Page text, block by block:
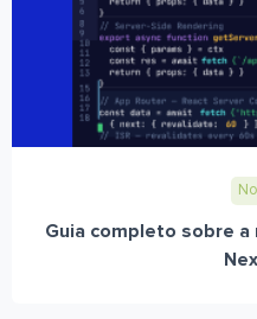
Guia completo sobre